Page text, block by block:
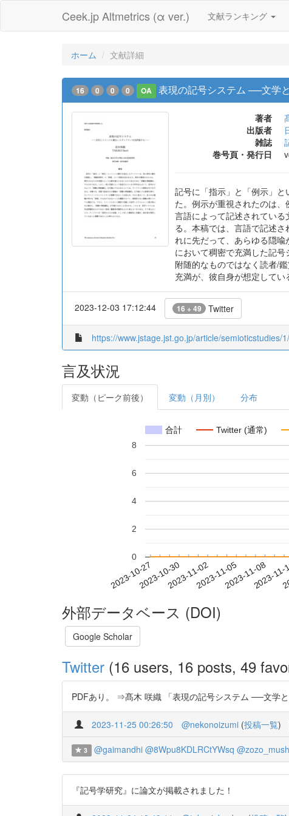
Ceek.jp Altmetrics (α ver.) 文献ランキング
ホーム 文献詳細
16 0 0 0 OA 表現の記号システム ──文学
著者
出版者
雑誌
巻号頁・発行日
記号に「指示」と「例示」
た。例示が重視されたのは
言語によって記述されてい
る。本稿では、言語で記述
れに先だって、あらゆる隠
において稠密で充満した記
附随的なものではなく読者/
充満が、彼自身が想定してい
2023-12-03 17:12:44 16 + 49 Twitter
https://www.jstage.jst.go.jp/article/semioticstudies/
言及状況
変動（ピーク前後） 変動（月別） 分布
合計 Twitter (通常)
2023-10-272023-10-302023-11-022023-11-052023-11-08
2023-
0
2
4
6
8
外部データベース (DOI)
Google Scholar
Twitter (16 users, 16 posts, 49
PDFあり。 ⇒髙木 咲織 「表現の記号システム ──文学
2023-11-25 00:26:50 @nekonoizumi (投稿一覧)
3 @gaimandhi @8Wpu8KDLRCtYWsq
『記号学研究』に論文が掲載されました！